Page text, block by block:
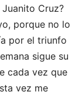
Cruz?
porque no lo
por el triunfo
sigue su
cada vez que
vez me